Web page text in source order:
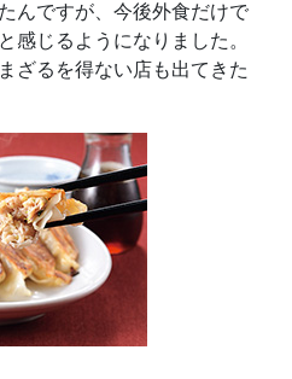
んですが、今後外食だけで
感じるようになりました。
ざるを得ない店も出てきた